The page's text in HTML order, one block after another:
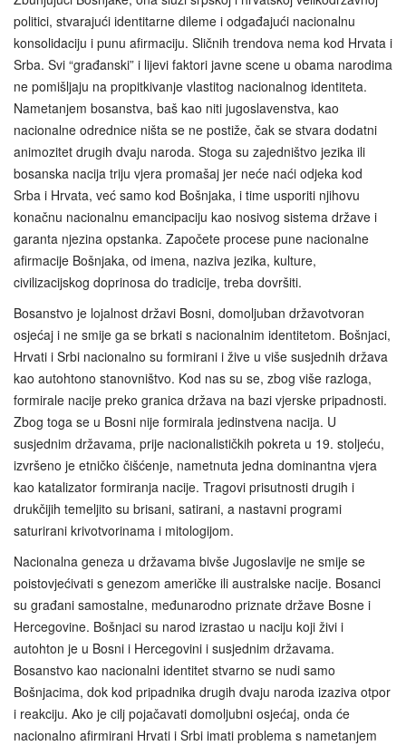
politici, stvarajući identitarne dileme i odgađajući nacionalnu
konsolidaciju i punu afirmaciju. Sličnih trendova nema kod Hrvata i
Srba. Svi “građanski” i lijevi faktori javne scene u obama narodima
ne pomišljaju na propitkivanje vlastitog nacionalnog identiteta.
Nametanjem bosanstva, baš kao niti jugoslavenstva, kao
nacionalne odrednice ništa se ne postiže, čak se stvara dodatni
animozitet drugih dvaju naroda. Stoga su zajedništvo jezika ili
bosanska nacija triju vjera promašaj jer neće naći odjeka kod
Srba i Hrvata, već samo kod Bošnjaka, i time usporiti njihovu
konačnu nacionalnu emancipaciju kao nosivog sistema države i
garanta njezina opstanka. Započete procese pune nacionalne
afirmacije Bošnjaka, od imena, naziva jezika, kulture,
civilizacijskog doprinosa do tradicije, treba dovršiti.
Bosanstvo je lojalnost državi Bosni, domoljuban državotvoran
osjećaj i ne smije ga se brkati s nacionalnim identitetom. Bošnjaci,
Hrvati i Srbi nacionalno su formirani i žive u više susjednih država
kao autohtono stanovništvo. Kod nas su se, zbog više razloga,
formirale nacije preko granica država na bazi vjerske pripadnosti.
Zbog toga se u Bosni nije formirala jedinstvena nacija. U
susjednim državama, prije nacionalističkih pokreta u 19. stoljeću,
izvršeno je etničko čišćenje, nametnuta jedna dominantna vjera
kao katalizator formiranja nacije. Tragovi prisutnosti drugih i
drukčijih temeljito su brisani, satirani, a nastavni programi
saturirani krivotvorinama i mitologijom.
Nacionalna geneza u državama bivše Jugoslavije ne smije se
poistovjećivati s genezom američke ili australske nacije. Bosanci
su građani samostalne, međunarodno priznate države Bosne i
Hercegovine. Bošnjaci su narod izrastao u naciju koji živi i
autohton je u Bosni i Hercegovini i susjednim državama.
Bosanstvo kao nacionalni identitet stvarno se nudi samo
Bošnjacima, dok kod pripadnika drugih dvaju naroda izaziva otpor
i reakciju. Ako je cilj pojačavati domoljubni osjećaj, onda će
nacionalno afirmirani Hrvati i Srbi imati problema s nametanjem